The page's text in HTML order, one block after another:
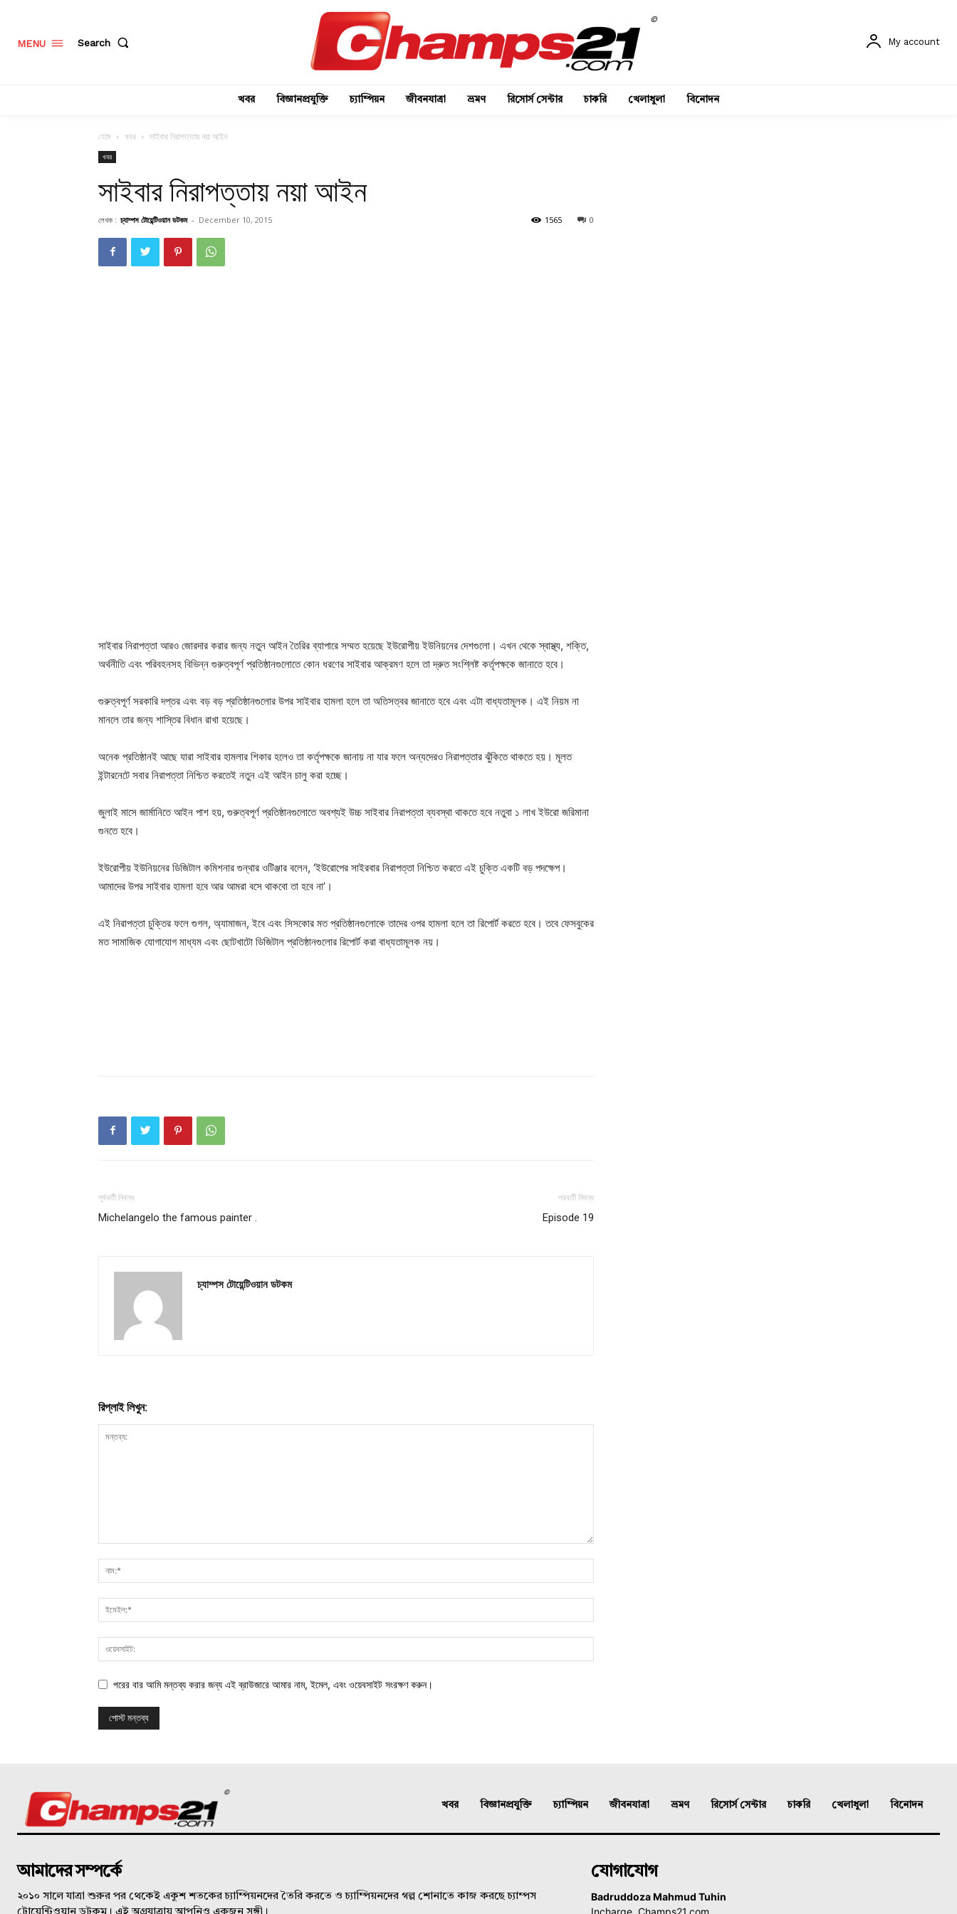
MENU Search
©
My account
খবর বিজ্ঞানপ্রযুক্তি চ্যাম্পিয়ন জীবনযাত্রা ভ্রমণ রিসোর্স সেন্টার চাকরি খেলাধুলা বিনোদন
হোম খবর সাইবার নিরাপত্তায় নয়া আইন
খবর
সাইবার নিরাপত্তায় নয়া আইন
লেখক : চ্যাম্পস টোয়েন্টিওয়ান ডটকম - December 10, 2015 0
1565
সাইবার নিরাপত্তা আরও জোরদার করার জন্য নতুন আইন তৈরির ব্যাপারে সম্মত হয়েছে ইউরোপীয় ইউনিয়নের দেশগুলো। এখন থেকে স্বাস্থ্য, শক্তি,
অর্থনীতি এবং পরিবহনসহ বিভিন্ন গুরুত্বপূর্ণ প্রতিষ্ঠানগুলোতে কোন ধরণের সাইবার আক্রমণ হলে তা দ্রুত সংশ্লিষ্ট কর্তৃপক্ষকে জানাতে হবে।
গুরুত্বপূর্ণ সরকারি দপ্তর এবং বড় বড় প্রতিষ্ঠানগুলোর উপর সাইবার হামলা হলে তা অতিসত্বর জানাতে হবে এবং এটা বাধ্যতামূলক। এই নিয়ম না
মানলে তার জন্য শাস্তির বিধান রাখা হয়েছে।
অনেক প্রতিষ্ঠানই আছে যারা সাইবার হামলার শিকার হলেও তা কর্তৃপক্ষকে জানায় না যার ফলে অন্যদেরও নিরাপত্তার ঝুঁকিতে থাকতে হয়। মূলত
ইন্টারনেটে সবার নিরাপত্তা নিশ্চিত করতেই নতুন এই আইন চালু করা হচ্ছে।
জুলাই মাসে জার্মানিতে আইন পাশ হয়, গুরুত্বপূর্ণ প্রতিষ্ঠানগুলোতে অবশ্যই উচ্চ সাইবার নিরাপত্তা ব্যবস্থা থাকতে হবে নতুবা ১ লাখ ইউরো জরিমানা
গুনতে হবে।
ইউরোপীয় ইউনিয়নের ডিজিটাল কমিশনার গুন্থার ওটিঞ্জার বলেন, ‘ইউরোপের সাইরবার নিরাপত্তা নিশ্চিত করতে এই চুক্তি একটি বড় পদক্ষেপ।
আমাদের উপর সাইবার হামলা হবে আর আমরা বসে থাকবো তা হবে না’।
এই নিরাপত্তা চুক্তির ফলে গুগল, অ্যামাজন, ইবে এবং সিসকোর মত প্রতিষ্ঠানগুলোকে তাদের ওপর হামলা হলে তা রিপোর্ট করতে হবে। তবে ফেসবুকের
মত সামাজিক যোগাযোগ মাধ্যম এবং ছোটখাটো ডিজিটাল প্রতিষ্ঠানগুলোর রিপোর্ট করা বাধ্যতামূলক নয়।
পূর্ববর্তী নিবন্ধ
Michelangelo the famous painter .
পরবর্তী নিবন্ধ
Episode 19
চ্যাম্পস টোয়েন্টিওয়ান ডটকম
রিপ্লাই লিখুন:
পরের বার আমি মন্তব্য করার জন্য এই ব্রাউজারে আমার নাম, ইমেল, এবং ওয়েবসাইট সংরক্ষণ করুন।
©
খবর বিজ্ঞানপ্রযুক্তি চ্যাম্পিয়ন জীবনযাত্রা ভ্রমণ রিসোর্স সেন্টার চাকরি খেলাধুলা বিনোদন
আমাদের সম্পর্কে
২০১০ সালে যাত্রা শুরুর পর থেকেই একুশ শতকের চ্যাম্পিয়নদের তৈরি করতে ও চ্যাম্পিয়নদের গল্প শোনাতে কাজ করছে চ্যাম্পস
যোগাযোগ
Badruddoza Mahmud Tuhin
Incharge, Champs21.com